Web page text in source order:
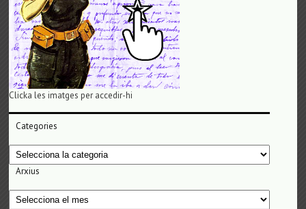
Clicka les imatges per accedir-hi
Categories
Categories
Arxius
Arxius